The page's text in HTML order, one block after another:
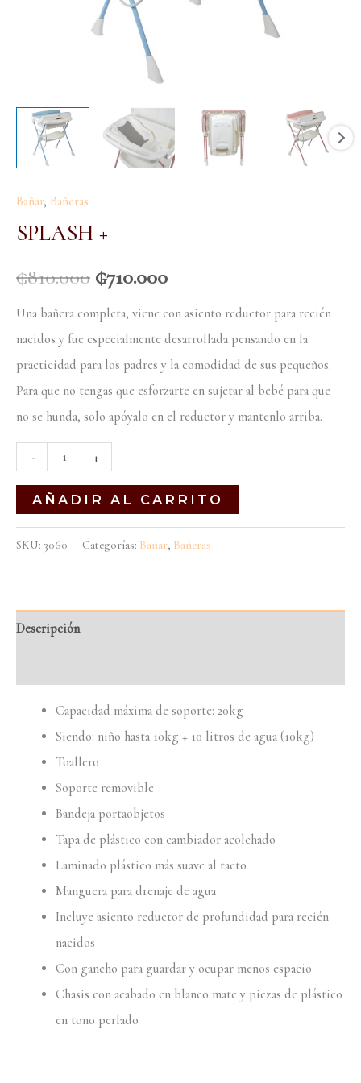
Bañar, Bañeras
SPLASH +
₲810.000 ₲710.000
Una bañera completa, viene con asiento reductor para recién
nacidos y fue especialmente desarrollada pensando en la
practicidad para los padres y la comodidad de sus pequeños.
Para que no tengas que esforzarte en sujetar al bebé para que
no se hunda, solo apóyalo en el reductor y mantenlo arriba.
- +
AÑADIR AL CARRITO
SKU: 3060 Categorías: Bañar, Bañeras
Descripción
Capacidad máxima de soporte: 20kg
Siendo: niño hasta 10kg + 10 litros de agua (10kg)
Toallero
Soporte removible
Bandeja portaobjetos
Tapa de plástico con cambiador acolchado
Laminado plástico más suave al tacto
Manguera para drenaje de agua
Incluye asiento reductor de profundidad para recién
nacidos
Con gancho para guardar y ocupar menos espacio
Chasis con acabado en blanco mate y piezas de plástico
en tono perlado